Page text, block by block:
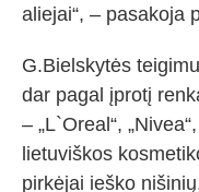
aliejai“, – pasakoja
G.Bielskytės
dar pagal įprotį
– „L`Oreal“,
lietuviškos
pirkėjai ieško